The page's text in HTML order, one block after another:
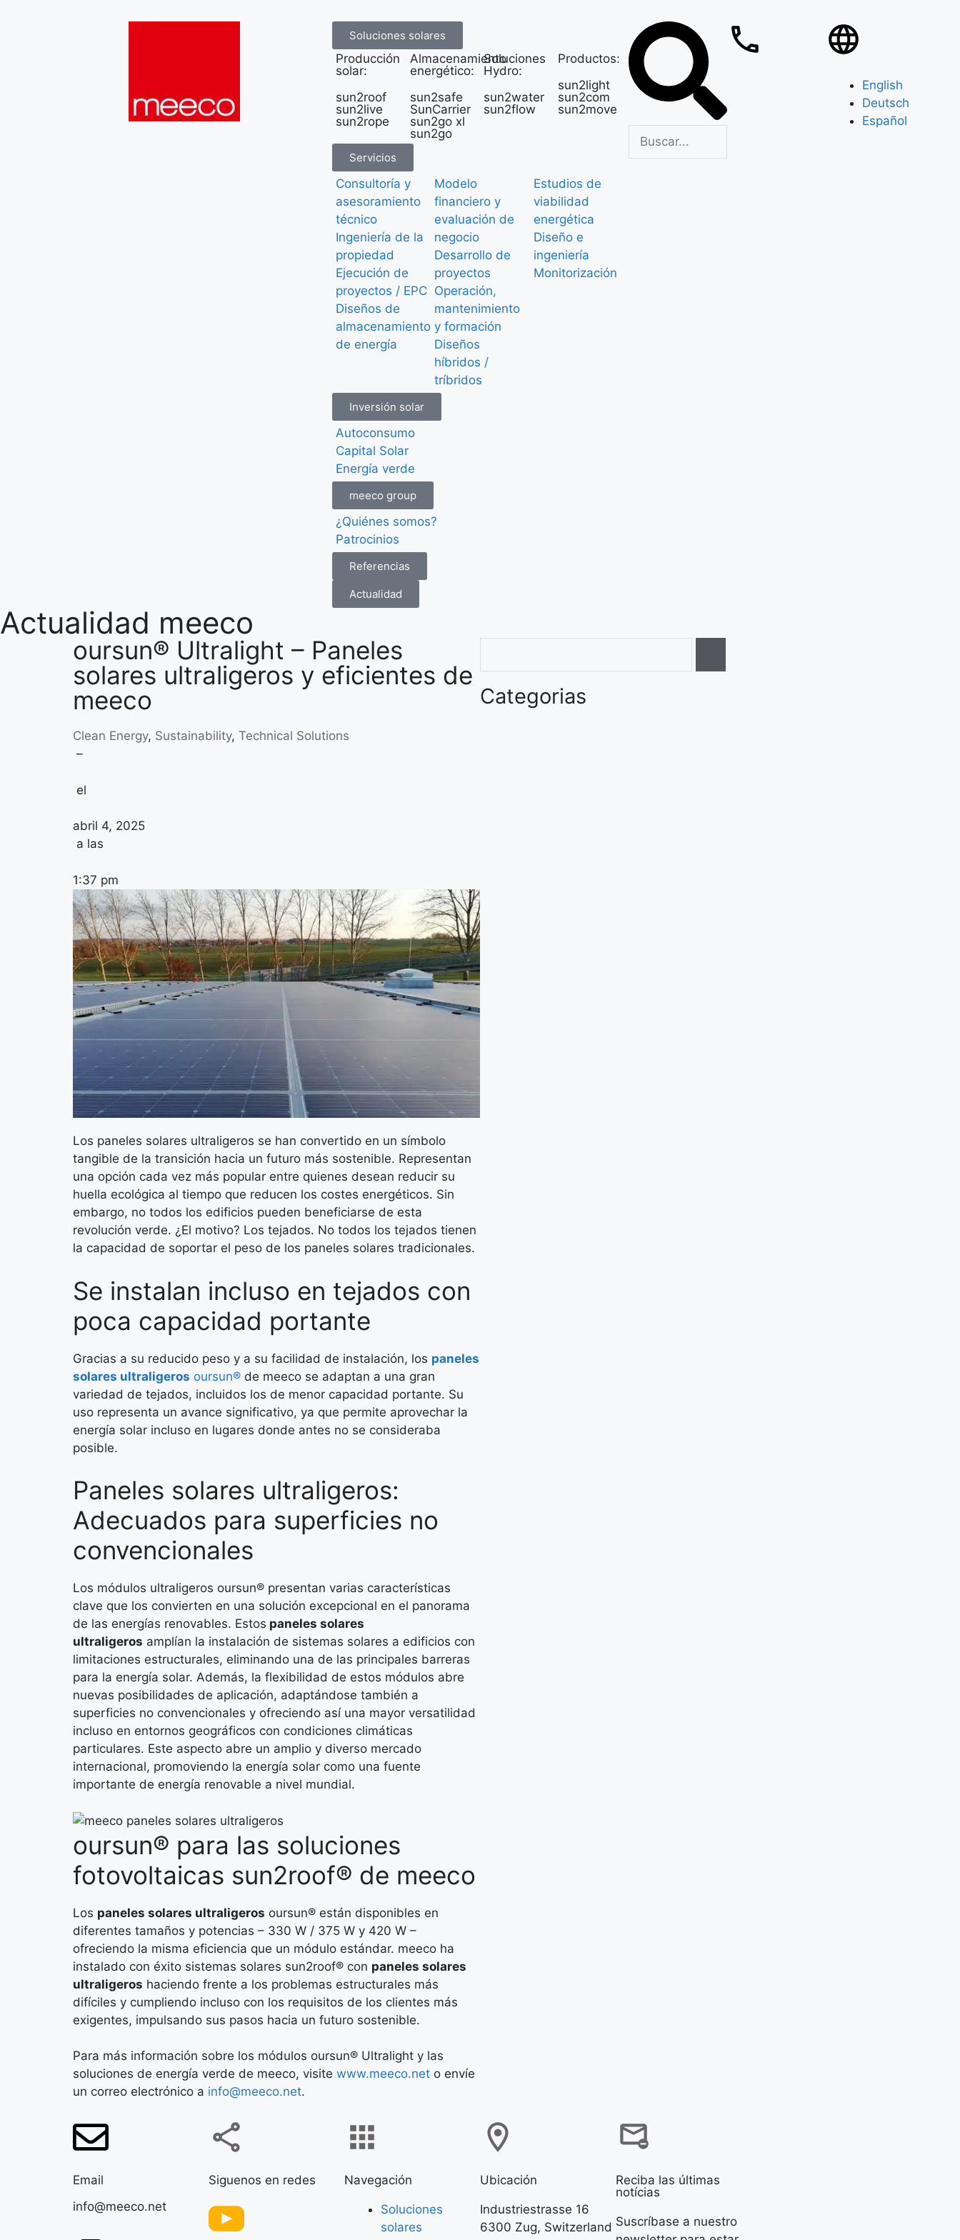
Soluciones solares
Producción
solar:
sun2roof
sun2live
sun2rope
Almacenamiento
energético:
sun2safe
SunCarrier
sun2go xl
sun2go
Soluciones
Hydro:
sun2water
sun2flow
Productos:
sun2light
sun2com
sun2move
Servicios
Consultoría y
asesoramiento
técnico
Ingeniería de la
propiedad
Ejecución de
proyectos / EPC
Diseños de
almacenamiento
de energía
Modelo
financiero y
evaluación de
negocio
Desarrollo de
proyectos
Operación,
mantenimiento
y formación
Diseños
híbridos /
tríbridos
Estudios de
viabilidad
energética
Diseño e
ingeniería
Monitorización
Inversión solar
Autoconsumo
Capital Solar
Energía verde
meeco group
¿Quiénes somos?
Patrocinios
Referencias
Actualidad
English
Deutsch
Español
Actualidad meeco
oursun® Ultralight – Paneles
solares ultraligeros y eficientes de
meeco
Clean Energy, Sustainability, Technical Solutions
–
el
abril 4, 2025
a las
1:37 pm
Los paneles solares ultraligeros se han convertido en un símbolo
tangible de la transición hacia un futuro más sostenible. Representan
una opción cada vez más popular entre quienes desean reducir su
huella ecológica al tiempo que reducen los costes energéticos. Sin
embargo, no todos los edificios pueden beneficiarse de esta
revolución verde. ¿El motivo? Los tejados. No todos los tejados tienen
la capacidad de soportar el peso de los paneles solares tradicionales.
Se instalan incluso en tejados con
poca capacidad portante
Gracias a su reducido peso y a su facilidad de instalación, los paneles
solares ultraligeros oursun® de meeco se adaptan a una gran
variedad de tejados, incluidos los de menor capacidad portante. Su
uso representa un avance significativo, ya que permite aprovechar la
energía solar incluso en lugares donde antes no se consideraba
posible.
Paneles solares ultraligeros:
Adecuados para superficies no
convencionales
Los módulos ultraligeros oursun® presentan varias características
clave que los convierten en una solución excepcional en el panorama
de las energías renovables. Estos paneles solares
ultraligeros amplían la instalación de sistemas solares a edificios con
limitaciones estructurales, eliminando una de las principales barreras
para la energía solar. Además, la flexibilidad de estos módulos abre
nuevas posibilidades de aplicación, adaptándose también a
superficies no convencionales y ofreciendo así una mayor versatilidad
incluso en entornos geográficos con condiciones climáticas
particulares. Este aspecto abre un amplio y diverso mercado
internacional, promoviendo la energía solar como una fuente
importante de energía renovable a nivel mundial.
oursun® para las soluciones
fotovoltaicas sun2roof® de meeco
Los paneles solares ultraligeros oursun® están disponibles en
diferentes tamaños y potencias – 330 W / 375 W y 420 W –
ofreciendo la misma eficiencia que un módulo estándar. meeco ha
instalado con éxito sistemas solares sun2roof® con paneles solares
ultraligeros haciendo frente a los problemas estructurales más
difíciles y cumpliendo incluso con los requisitos de los clientes más
exigentes, impulsando sus pasos hacia un futuro sostenible.
Para más información sobre los módulos oursun® Ultralight y las
soluciones de energía verde de meeco, visite www.meeco.net o envíe
un correo electrónico a info@meeco.net.
Categorias
Email
info@meeco.net
Siguenos en redes Navegación
Soluciones
solares
Ubicación
Industriestrasse 16
6300 Zug, Switzerland
Reciba las últimas
notícias
Suscríbase a nuestro